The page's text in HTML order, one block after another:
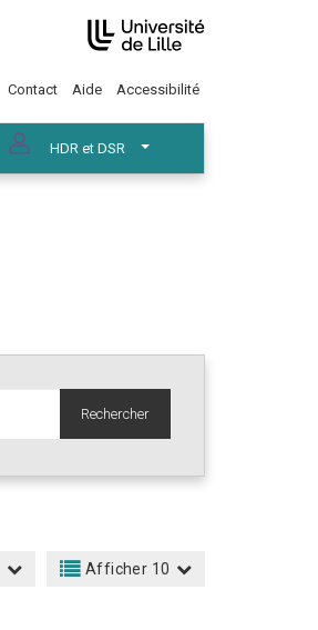
Contact Aide Accessibilité
HDR et DSR
Rechercher
Afficher 10